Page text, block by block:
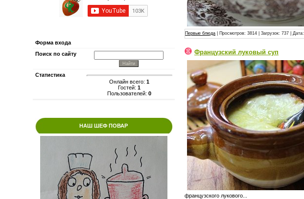
Форма входа
Поиск по сайту
Статистика
Онлайн всего: 1
Гостей: 1
Пользователей: 0
НАШ ШЕФ ПОВАР
Первые блюда | Просмотров: 3814 | Загрузок: 737 | Дата:
Французский луковый суп
французского лукового...